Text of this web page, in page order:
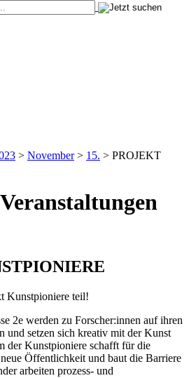
> November> 15. > PROJEKT
Kunstpioniere teil!
2e werden zu Forscher:innen auf ihren
und setzen sich kreativ mit der Kunst
der Kunstpioniere schafft für die
Öffentlichkeit und baut die Barriere
arbeiten prozess- und